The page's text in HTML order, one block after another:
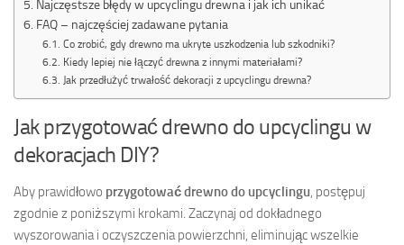
Najczęstsze błędy w upcyclingu drewna i jak ich unikać
FAQ – najczęściej zadawane pytania
Co zrobić, gdy drewno ma ukryte uszkodzenia lub szkodniki?
Kiedy lepiej nie łączyć drewna z innymi materiałami?
Jak przedłużyć trwałość dekoracji z upcyclingu drewna?
Jak przygotować drewno do upcyclingu w
dekoracjach DIY?
Aby prawidłowo przygotować drewno do upcyclingu , postępuj
zgodnie z poniższymi krokami. Zaczynaj od dokładnego
wyszorowania i oczyszczenia powierzchni, eliminując wszelkie